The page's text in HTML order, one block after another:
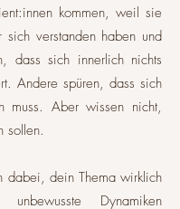
kommen, weil sie
sich verstanden haben und
dass sich innerlich nichts
Andere spüren, dass sich
muss. Aber wissen nicht,
sollen.
dabei, dein Thema wirklich
Dynamiken